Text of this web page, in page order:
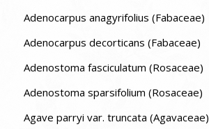
Adenocarpus anagyrifolius (Fabaceae)
Adenocarpus decorticans (Fabaceae)
Adenostoma fasciculatum (Rosaceae)
Adenostoma sparsifolium (Rosaceae)
Agave parryi var. truncata (Agavaceae)